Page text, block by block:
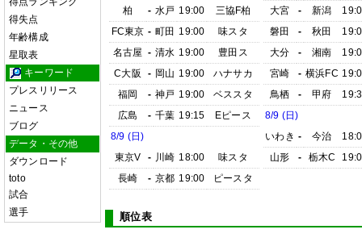
得失点
年齢構成
星取表
キーワード
プレスリリース
ニュース
ブログ
データ・その他
ダウンロード
toto
試合
選手
柏
- 水戸 19:00
三協F柏
FC東京 - 町田 19:00
味スタ
名古屋 - 清水 19:00
豊田ス
C大阪
- 岡山 19:00
ハナサカ
福岡
- 神戸 19:00
ベススタ
広島
- 千葉 19:15
Eピース
8/9 (日)
東京V
- 川崎 18:00
味スタ
長崎
- 京都 19:00 ピースタ
大宮
- 新潟
磐田
- 秋田
大分
- 湘南
宮崎
- 横浜FC
鳥栖
- 甲府
8/9 (日)
いわき - 今治
山形
- 栃木C
順位表